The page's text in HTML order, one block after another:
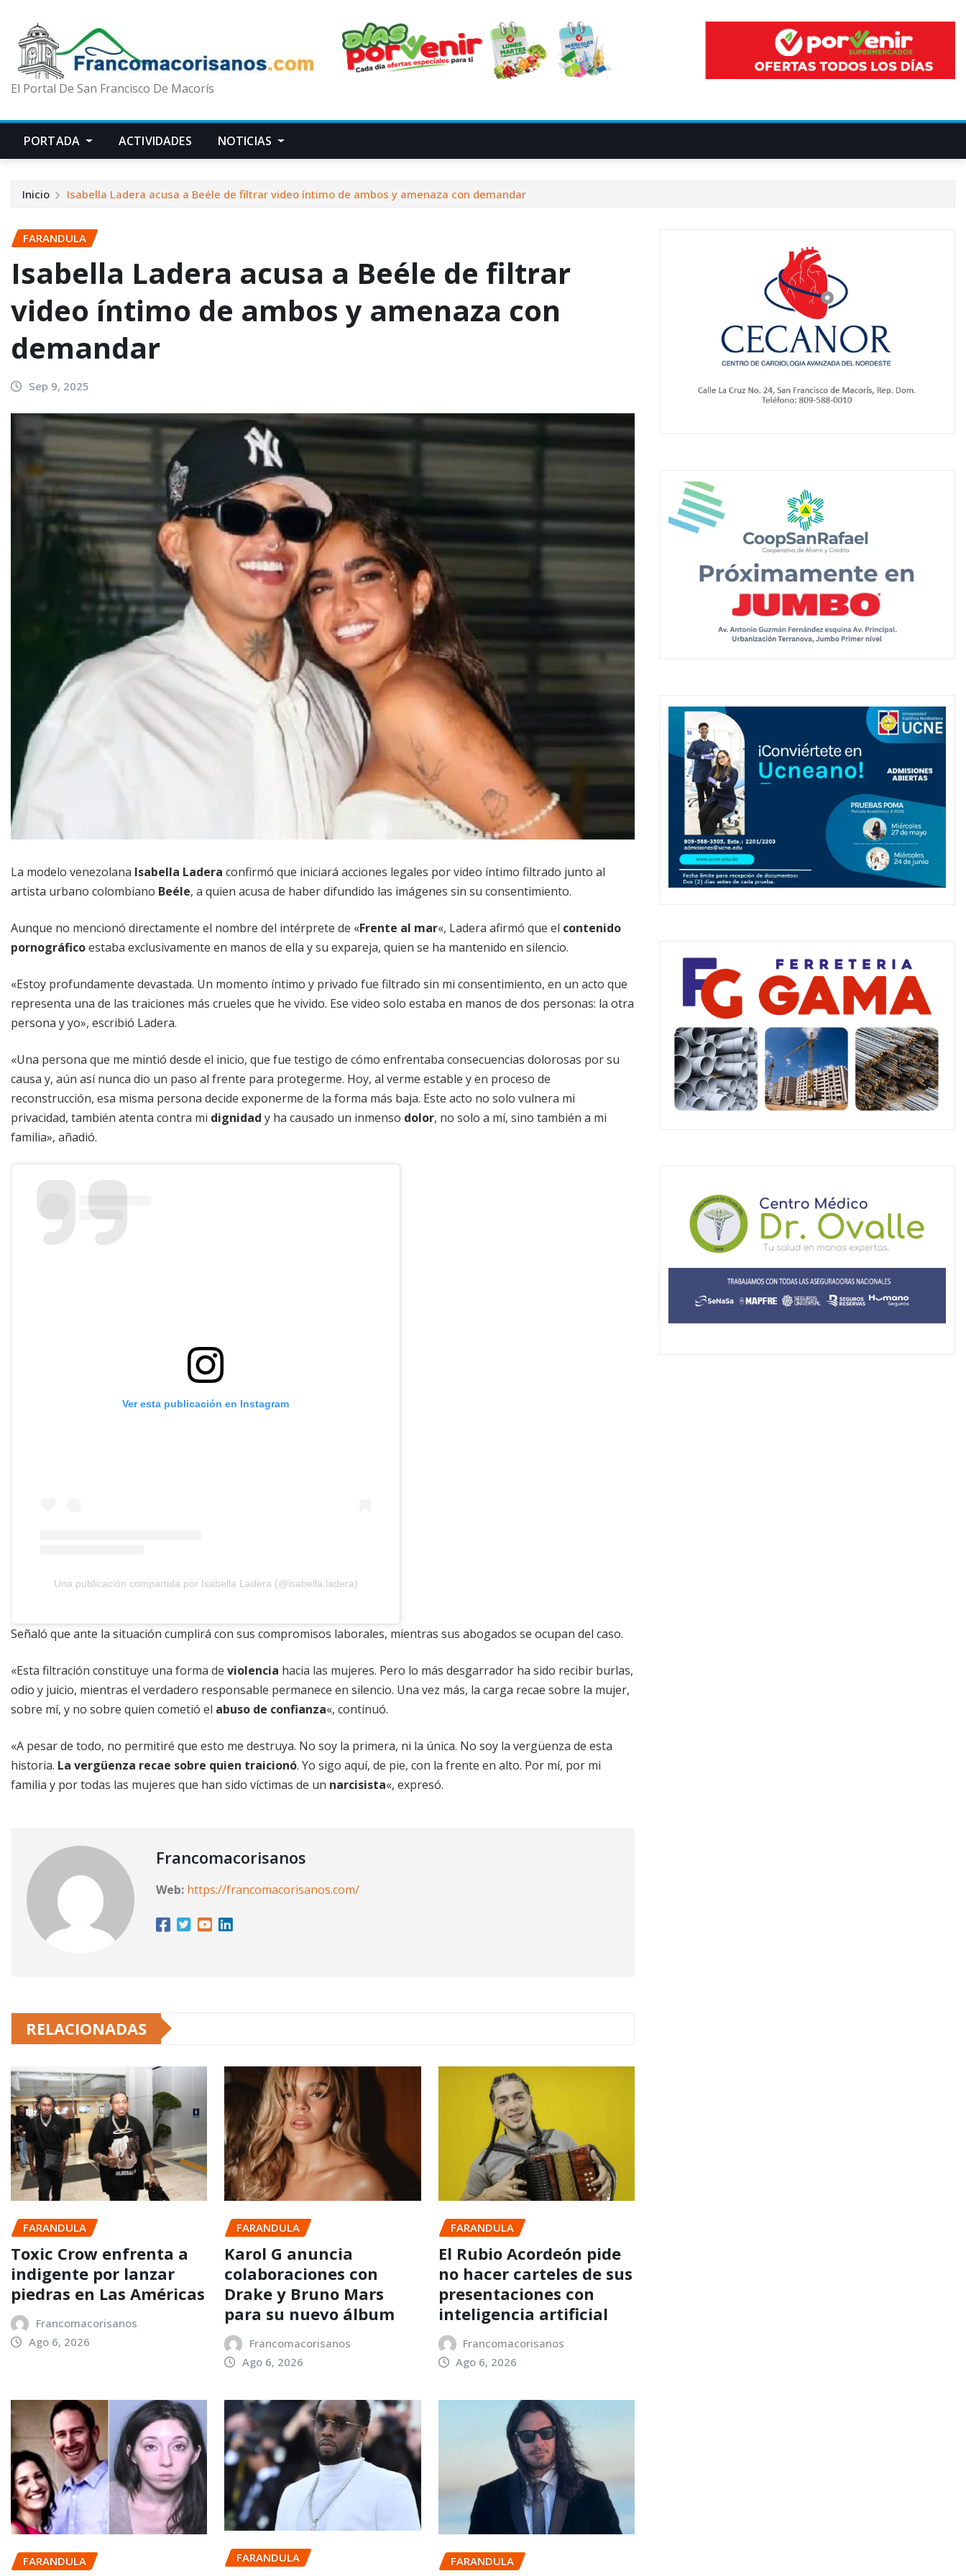
El Portal De San Francisco De Macorís
PORTADA ACTIVIDADES NOTICIAS
Inicio Isabella Ladera acusa a Beéle de filtrar video íntimo de ambos y amenaza con demandar
FARANDULA
Isabella Ladera acusa a Beéle de filtrar
video íntimo de ambos y amenaza con
demandar
Sep 9, 2025
La modelo venezolana Isabella Ladera confirmó que iniciará acciones legales por video íntimo filtrado junto al
artista urbano colombiano Beéle, a quien acusa de haber difundido las imágenes sin su consentimiento.
Aunque no mencionó directamente el nombre del intérprete de «Frente al mar«, Ladera afirmó que el contenido
pornográficoestaba exclusivamente en manos de ella y su expareja, quien se ha mantenido en silencio.
«Estoy profundamente devastada. Un momento íntimo y privado fue filtrado sin mi consentimiento, en un acto que
representa una de las traiciones más crueles que he vivido. Ese video solo estaba en manos de dos personas: la otra
persona y yo», escribió Ladera.
«Una persona que me mintió desde el inicio, que fue testigo de cómo enfrentaba consecuencias dolorosas por su
causa y, aún así nunca dio un paso al frente para protegerme. Hoy, al verme estable y en proceso de
reconstrucción, esa misma persona decide exponerme de la forma más baja. Este acto no solo vulnera mi
privacidad, también atenta contra mi dignidad y ha causado un inmenso dolor, no solo a mí, sino también a mi
familia», añadió.
Ver esta publicación en Instagram
Una publicación compartida por Isabella Ladera (@isabella.ladera)
Señaló que ante la situación cumplirá con sus compromisos laborales, mientras sus abogados se ocupan del caso.
«Esta filtración constituye una forma de violencia hacia las mujeres. Pero lo más desgarrador ha sido recibir burlas,
odio y juicio, mientras el verdadero responsable permanece en silencio. Una vez más, la carga recae sobre la mujer,
sobre mí, y no sobre quien cometió el abuso de confianza«, continuó.
«A pesar de todo, no permitiré que esto me destruya. No soy la primera, ni la única. No soy la vergüenza de esta
historia. La vergüenza recae sobre quien traicionó. Yo sigo aquí, de pie, con la frente en alto. Por mí, por mi
familia y por todas las mujeres que han sido víctimas de un narcisista«, expresó.
Francomacorisanos
Web: https://francomacorisanos.com/
RELACIONADAS
FARANDULA
Toxic Crow enfrenta a
indigente por lanzar
piedras en Las Américas
Francomacorisanos
Ago 6, 2026
FARANDULA
Karol G anuncia
colaboraciones con
Drake y Bruno Mars
para su nuevo álbum
Francomacorisanos
Ago 6, 2026
FARANDULA
El Rubio Acordeón pide
no hacer carteles de sus
presentaciones con
inteligencia artificial
Francomacorisanos
Ago 6, 2026
FARANDULA FARANDULA FARANDULA